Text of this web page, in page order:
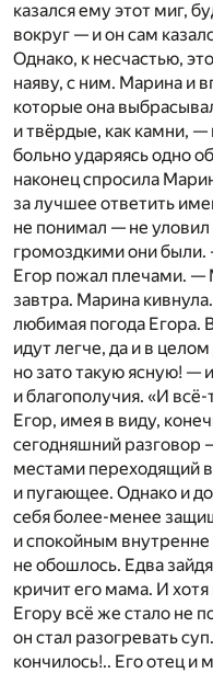
казался ему этот миг,
вокруг — и он сам
Однако, к несчастью,
наяву, с ним. Марина и
которые она
и твёрдые, как камни, —
больно ударяясь одно
наконец спросила
за лучшее ответить
не понимал — не уловил
громоздкими они
Егор пожал плечами. —
завтра. Марина
любимая погода Егора.
идут легче, да и в
но зато такую ясную! —
и благополучия. «И
Егор, имея в виду,
сегодняшний разговор
местами переходящий
и пугающее. Однако и
себя более-менее
и спокойным
не обошлось. Едва
кричит его мама. И хотя
Егору всё же стало не
он стал разогревать
кончилось!.. Его отец и